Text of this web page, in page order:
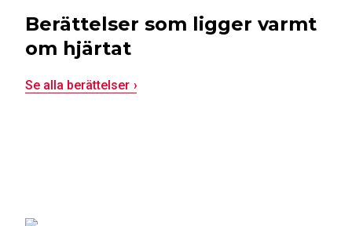
Berättelser som ligger varmt
om hjärtat
Se alla berättelser